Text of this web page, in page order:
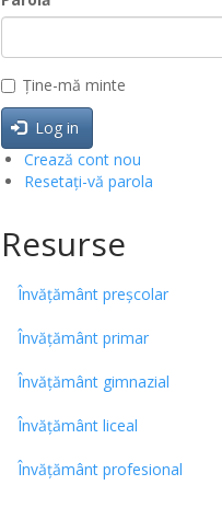
Ține-mă minte
Log in
Crează cont nou
Resetați-vă parola
Resurse
Învățământ preșcolar
Învățământ primar
Învățământ gimnazial
Învățământ liceal
Învățământ profesional